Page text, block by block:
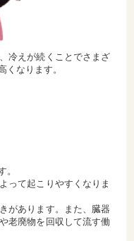
冷えが続くことでさまざ
くなります。
。
って起こりやすくなりま
があります。また、臓器
老廃物を回収して流す働